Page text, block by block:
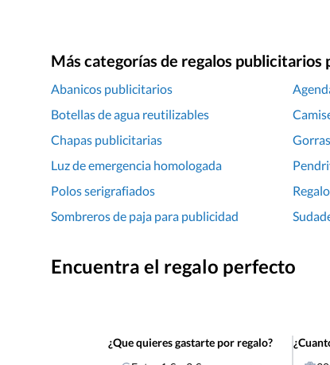
Más categorías de regalos publicitarios
Abanicos publicitarios
Botellas de agua reutilizables
Chapas publicitarias
Luz de emergencia homologada
Polos serigrafiados
Sombreros de paja para publicidad
Encuentra el regalo perfecto
¿Que quieres gastarte por regalo?